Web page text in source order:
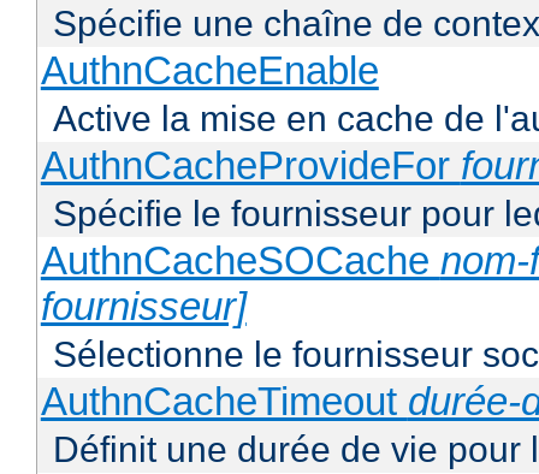
Spécifie une chaîne de
AuthnCacheEnable
Active la mise en cache de
AuthnCacheProvideFor
Spécifie le fournisseur pour
AuthnCacheSOCache
fournisseur]
Sélectionne le fournisseur
AuthnCacheTimeout durée-
Définit une durée de vie pour